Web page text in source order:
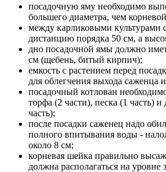
посадочную яму необходимо
большего диаметра, чем
между карликовыми культурами
дистанцию ​​порядка 50 см, а
дно посадочной ямы должно
см (щебень, битый кирпич);
емкость с растением перед
для облегчения выхода саженца
посадочный котлован
торфа (2 части), песка (1 часть) и
часть);
после посадки саженец надо
полного впитывания воды -
около 8 см;
корневая шейка правильно
должна располагаться на уровне